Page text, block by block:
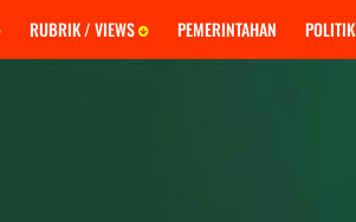
RUBRIK / VIEWS PEMERINTAHAN POLITIK